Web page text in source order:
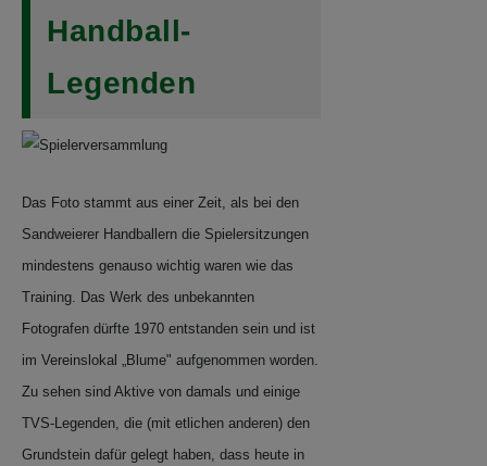
Sandweierer Handballern die Spielersitzungen
Training. Das Werk des unbekannten
Fotografen dürfte 1970 entstanden sein und ist
im Vereinslokal „Blume" aufgenommen worden.
Zu sehen sind Aktive von damals und einige
TVS-Legenden, die (mit etlichen anderen) den
Grundstein dafür gelegt haben, dass heute in
Sandweier erfolgreich Handball gespielt wird.
Vorne links, der lachende gut aussehende
junge Mann istJosef Schenk,den alle „Seppi"